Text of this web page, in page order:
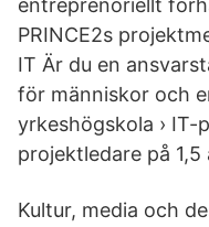
entreprenöriellt
PRINCE2s
IT Är du en
för människor och
yrkeshögskola › IT-
projektledare på 1,5
Kultur, media och